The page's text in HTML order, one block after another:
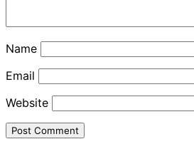
Name
Email
Website